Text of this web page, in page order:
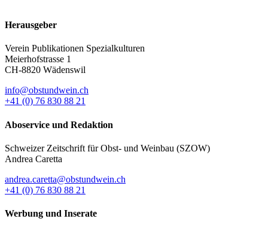
Herausgeber
Verein Publikationen Spezialkulturen
Meierhofstrasse 1
CH-8820 Wädenswil
info@obstundwein.ch
+41 (0) 76 830 88 21
Aboservice und Redaktion
Schweizer Zeitschrift für Obst- und Weinbau (SZOW)
Andrea Caretta
andrea.caretta@obstundwein.ch
+41 (0) 76 830 88 21
Werbung und Inserate